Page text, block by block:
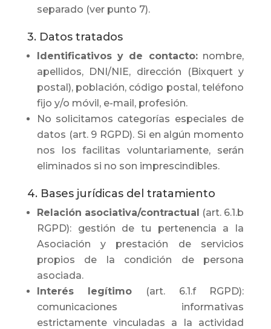
separado (ver punto 7).
3. Datos tratados
Identificativos y de contacto:nombre,
apellidos, DNI/NIE, dirección (Bixquert y
postal), población, código postal, teléfono
fijo y/o móvil, e-mail, profesión.
No solicitamos categorías especiales de
datos (art. 9 RGPD). Si en algún momento
nos los facilitas voluntariamente, serán
eliminados si no son imprescindibles.
4. Bases jurídicas del tratamiento
Relación asociativa/contractual (art. 6.1.b
RGPD): gestión de tu pertenencia a la
Asociación y prestación de servicios
propios de la condición de persona
asociada.
Interés legítimo (art. 6.1.f RGPD):
comunicaciones informativas
estrictamente vinculadas a la actividad